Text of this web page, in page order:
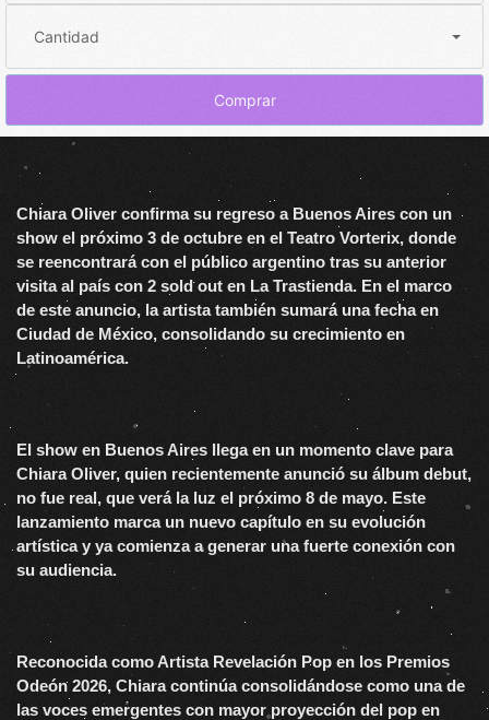
Cantidad
Comprar
Chiara Oliver confirma su regreso a Buenos Aires con un
show el próximo 3 de octubre en el Teatro Vorterix, donde
se reencontrará con el público argentino tras su anterior
visita al país con 2 sold out en La Trastienda. En el marco
de este anuncio, la artista también sumará una fecha en
Ciudad de México, consolidando su crecimiento en
Latinoamérica.
El show en Buenos Aires llega en un momento clave para
Chiara Oliver, quien recientemente anunció su álbum debut,
no fue real, que verá la luz el próximo 8 de mayo. Este
lanzamiento marca un nuevo capítulo en su evolución
artística y ya comienza a generar una fuerte conexión con
su audiencia.
Reconocida como Artista Revelación Pop en los Premios
Odeón 2026, Chiara continúa consolidándose como una de
las voces emergentes con mayor proyección del pop en